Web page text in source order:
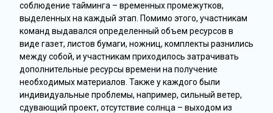
соблюдение тайминга – временных промежутков,
выделенных на каждый этап. Помимо этого, участникам
команд выдавался определенный объем ресурсов в
виде газет, листов бумаги, ножниц, комплекты разнились
между собой, и участникам приходилось затрачивать
дополнительные ресурсы времени на получение
необходимых материалов. Также у каждого были
индивидуальные проблемы, например, сильный ветер,
сдувающий проект, отсутствие солнца – выходом из